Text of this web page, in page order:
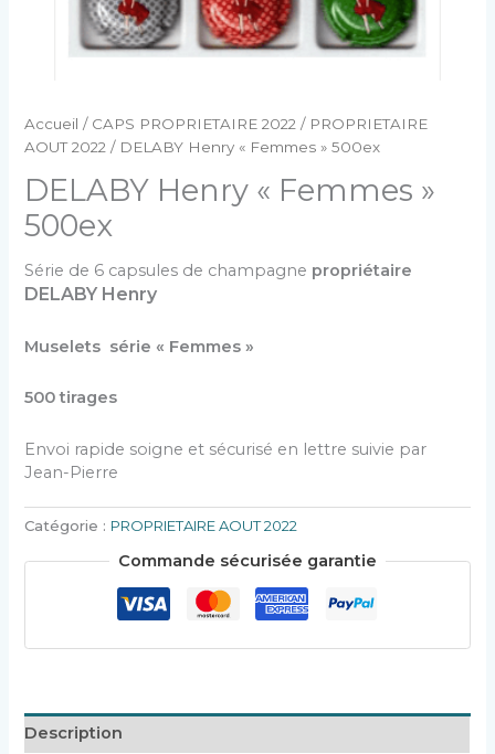
Accueil / CAPS PROPRIETAIRE 2022 / PROPRIETAIRE
AOUT 2022 / DELABY Henry « Femmes » 500ex
DELABY Henry « Femmes »
500ex
Série de 6 capsules de champagne propriétaire
DELABY Henry
Muselets série « Femmes »
500 tirages
Envoi rapide soigne et sécurisé en lettre suivie par
Jean-Pierre
Catégorie : PROPRIETAIRE AOUT 2022
Commande sécurisée garantie
Description